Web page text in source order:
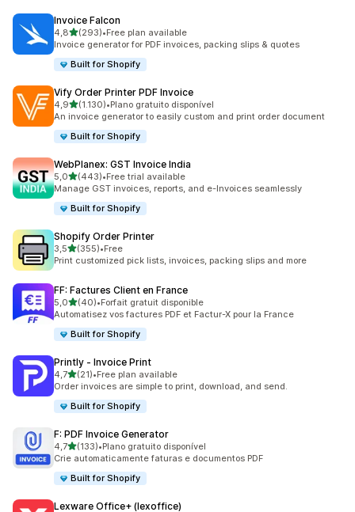
Invoice Falcon
4,8de 5 estrelas
(293)
293 total de avaliações
•Free plan available
Invoice generator for PDF invoices, packing slips & quotes
Built for Shopify
Vify Order Printer PDF Invoice
4,9de 5 estrelas
(1.130)
1130 total de avaliações
•Plano gratuito disponível
An invoice generator to easily custom and print order document
Built for Shopify
WebPlanex: GST Invoice India
5,0de 5 estrelas
(443)
443 total de avaliações
•Free trial available
Manage GST invoices, reports, and e-Invoices seamlessly
Built for Shopify
Shopify Order Printer
3,5de 5 estrelas
(355)
355 total de avaliações
•Free
Print customized pick lists, invoices, packing slips and more
FF: Factures Client en France
5,0de 5 estrelas
(40)
40 total de avaliações
•Forfait gratuit disponible
Automatisez vos factures PDF et Factur-X pour la France
Built for Shopify
Printly ‑ Invoice Print
4,7de 5 estrelas
(21)
21 total de avaliações
•Free plan available
Order invoices are simple to print, download, and send.
Built for Shopify
F: PDF Invoice Generator
4,7de 5 estrelas
(133)
133 total de avaliações
•Plano gratuito disponível
Crie automaticamente faturas e documentos PDF
Built for Shopify
Lexware Office+ (lexoffice)